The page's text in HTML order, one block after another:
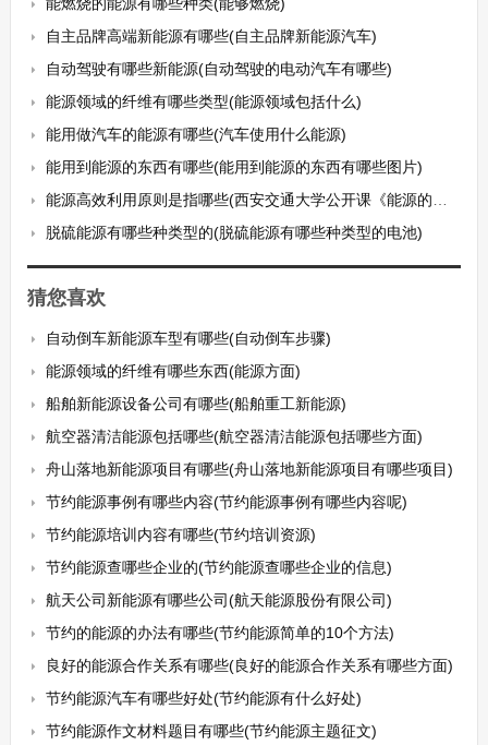
自主品牌高端新能源有哪些(自主品牌新能源汽车)
自动驾驶有哪些新能源(自动驾驶的电动汽车有哪些)
能源领域的纤维有哪些类型(能源领域包括什么)
能用做汽车的能源有哪些(汽车使用什么能源)
能用到能源的东西有哪些(能用到能源的东西有哪些图片)
能源高效利用原则是指哪些(西安交通大学公开课《能源的高效利用》主要内容)
脱硫能源有哪些种类型的(脱硫能源有哪些种类型的电池)
猜您喜欢
自动倒车新能源车型有哪些(自动倒车步骤)
能源领域的纤维有哪些东西(能源方面)
船舶新能源设备公司有哪些(船舶重工新能源)
航空器清洁能源包括哪些(航空器清洁能源包括哪些方面)
舟山落地新能源项目有哪些(舟山落地新能源项目有哪些项目)
节约能源事例有哪些内容(节约能源事例有哪些内容呢)
节约能源培训内容有哪些(节约培训资源)
节约能源查哪些企业的(节约能源查哪些企业的信息)
航天公司新能源有哪些公司(航天能源股份有限公司)
节约的能源的办法有哪些(节约能源简单的10个方法)
良好的能源合作关系有哪些(良好的能源合作关系有哪些方面)
节约能源汽车有哪些好处(节约能源有什么好处)
节约能源作文材料题目有哪些(节约能源主题征文)